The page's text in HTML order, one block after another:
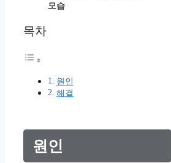
모습
목차
원인
해결
원인